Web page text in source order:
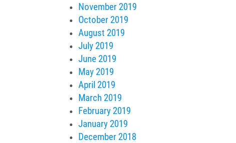
November 2019
October 2019
August 2019
July 2019
June 2019
May 2019
April 2019
March 2019
February 2019
January 2019
December 2018